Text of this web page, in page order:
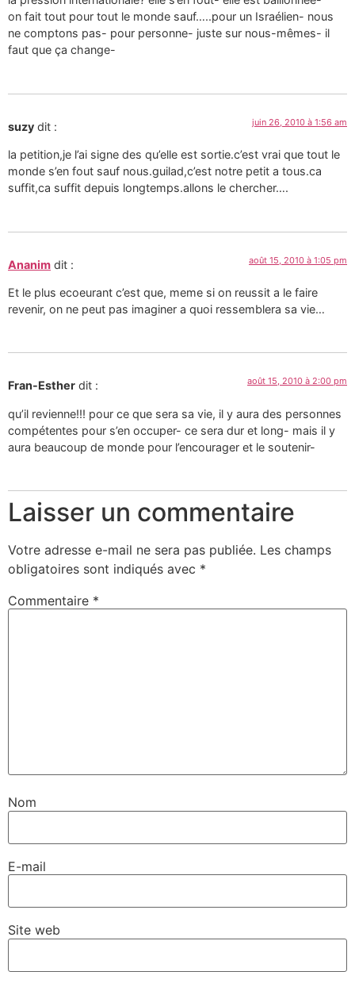
on fait tout pour tout le monde sauf…..pour un Israélien- nous
ne comptons pas- pour personne- juste sur nous-mêmes- il
faut que ça change-
suzy dit : juin 26, 2010 à 1:56 am
la petition,je l’ai signe des qu’elle est sortie.c’est vrai que tout le
monde s’en fout sauf nous.guilad,c’est notre petit a tous.ca
suffit,ca suffit depuis longtemps.allons le chercher….
Ananim dit : août 15, 2010 à 1:05 pm
Et le plus ecoeurant c’est que, meme si on reussit a le faire
revenir, on ne peut pas imaginer a quoi ressemblera sa vie…
Fran-Esther dit : août 15, 2010 à 2:00 pm
qu’il revienne!!! pour ce que sera sa vie, il y aura des personnes
compétentes pour s’en occuper- ce sera dur et long- mais il y
aura beaucoup de monde pour l’encourager et le soutenir-
Laisser un commentaire
Votre adresse e-mail ne sera pas publiée. Les champs
obligatoires sont indiqués avec *
Commentaire *
Nom
E-mail
Site web